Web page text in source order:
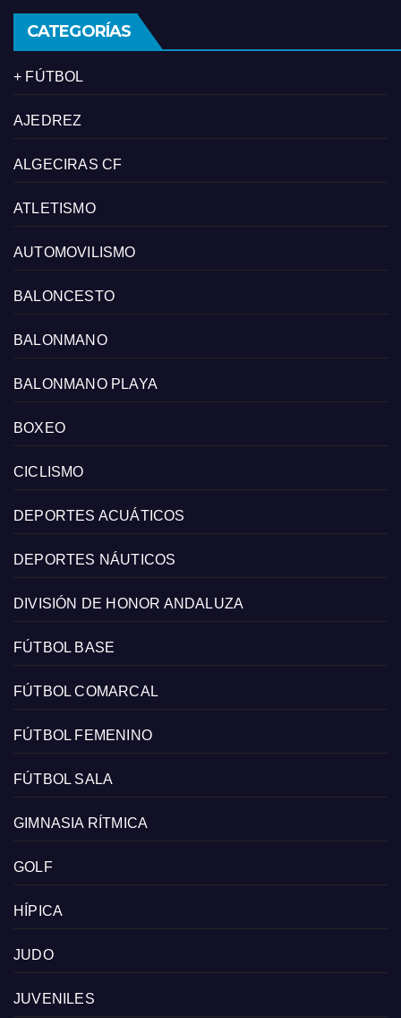
CATEGORÍAS
+ FÚTBOL
AJEDREZ
ALGECIRAS CF
ATLETISMO
AUTOMOVILISMO
BALONCESTO
BALONMANO
BALONMANO PLAYA
BOXEO
CICLISMO
DEPORTES ACUÁTICOS
DEPORTES NÁUTICOS
DIVISIÓN DE HONOR ANDALUZA
FÚTBOL BASE
FÚTBOL COMARCAL
FÚTBOL FEMENINO
FÚTBOL SALA
GIMNASIA RÍTMICA
GOLF
HÍPICA
JUDO
JUVENILES